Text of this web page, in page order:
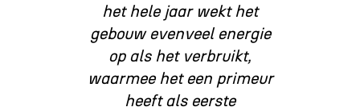
het hele jaar wekt het
gebouw evenveel energie
op als het verbruikt,
waarmee het een primeur
heeft als eerste